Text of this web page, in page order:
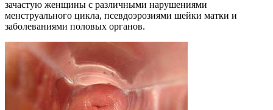
зачастую женщины с различными нарушениями
менструального цикла, псевдоэрозиями шейки матки и
заболеваниями половых органов.